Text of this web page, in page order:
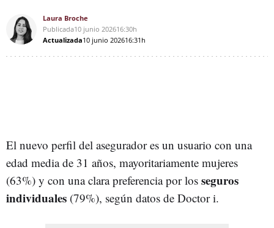
Laura Broche
Publicada10 junio 202616:30h
Actualizada10 junio 202616:31h
El nuevo perfil del asegurador es un usuario con una
edad media de 31 años, mayoritariamente mujeres
(63%) y con una clara preferencia por los seguros
individuales (79%), según datos de Doctor i.